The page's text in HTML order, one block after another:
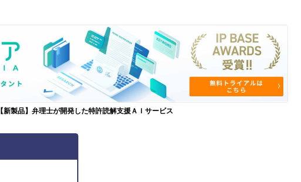
【新製品】弁理士が開発した特許読解支援ＡＩサービス